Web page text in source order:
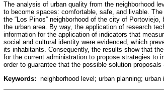
The analysis of urban quality from the neighborhood
to become spaces: comfortable, safe, and livable.
the “Los Pinos” neighborhood of the city of
the urban area. By way, the application of research
information for the application of indicators that
social and cultural identity were evidenced, which
its inhabitants. Consequently, the results show that
for the current administration to propose strategies to
order to guarantee that the possible solution
Keywords: neighborhood level; urban planning;